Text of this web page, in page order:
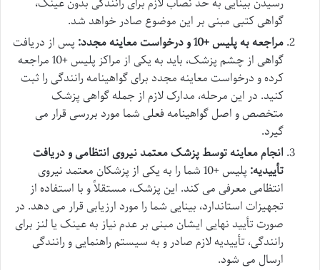
گواهی کتبی مبنی بر این موضوع صادر خواهد شد.
مراجعه به پلیس +10 و درخواست معاینه مجدد:
پس از دریافت
گواهی از چشم پزشک، باید به یکی از مراکز پلیس +10 مراجعه
کرده و درخواست معاینه مجدد برای گواهینامه رانندگی را ثبت
کنید. در این مرحله، مدارک لازم از جمله گواهی پزشک
متخصص و اصل گواهینامه فعلی شما مورد بررسی قرار می
گیرد.
انجام معاینه توسط پزشک معتمد نیروی انتظامی و دریافت
تأییدیه:
پلیس +10 شما را به یکی از پزشکان معتمد نیروی
انتظامی معرفی می کند. این پزشک، مستقلاً و با استفاده از
تجهیزات استاندارد، بینایی شما را مورد ارزیابی قرار می دهد. در
صورت تأیید نهایی ایشان مبنی بر عدم نیاز به عینک یا لنز برای
رانندگی، تأییدیه لازم صادر و به سیستم راهنمایی و رانندگی
ارسال می شود.